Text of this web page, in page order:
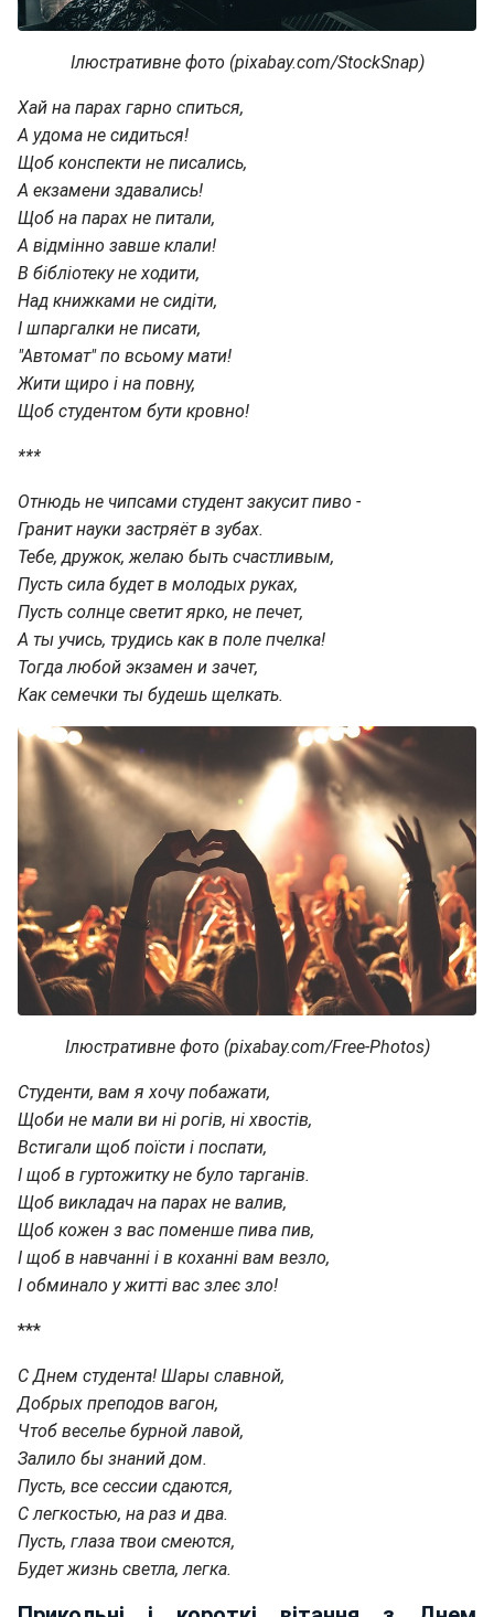
Ілюстративне фото (pixabay.com/StockSnap)
Хай на парах гарно спиться,
А удома не сидиться!
Щоб конспекти не писались,
А екзамени здавались!
Щоб на парах не питали,
А відмінно завше клали!
В бібліотеку не ходити,
Над книжками не сидіти,
І шпаргалки не писати,
"Автомат" по всьому мати!
Жити щиро і на повну,
Щоб студентом бути кровно!
***
Отнюдь не чипсами студент закусит пиво -
Гранит науки застряёт в зубах.
Тебе, дружок, желаю быть счастливым,
Пусть сила будет в молодых руках,
Пусть солнце светит ярко, не печет,
А ты учись, трудись как в поле пчелка!
Тогда любой экзамен и зачет,
Как семечки ты будешь щелкать.
Ілюстративне фото (pixabay.com/Free-Photos)
Студенти, вам я хочу побажати,
Щоби не мали ви ні рогів, ні хвостів,
Встигали щоб поїсти і поспати,
І щоб в гуртожитку не було тарганів.
Щоб викладач на парах не валив,
Щоб кожен з вас поменше пива пив,
І щоб в навчанні і в коханні вам везло,
І обминало у житті вас злеє зло!
***
С Днем студента! Шары славной,
Добрых преподов вагон,
Чтоб веселье бурной лавой,
Залило бы знаний дом.
Пусть, все сессии сдаются,
С легкостью, на раз и два.
Пусть, глаза твои смеются,
Будет жизнь светла, легка.